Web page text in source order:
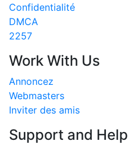
Confidentialité
DMCA
2257
Work With Us
Annoncez
Webmasters
Inviter des amis
Support and Help